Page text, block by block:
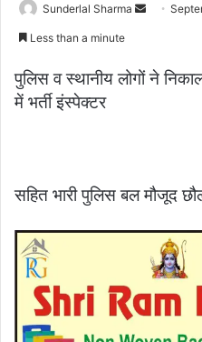
Sunderlal Sharma
Send
Less than a minute
पुलिस व स्थानीय लोगों ने
में भर्ती इंस्पेक्टर
सहित भारी पुलिस बल मौजूद